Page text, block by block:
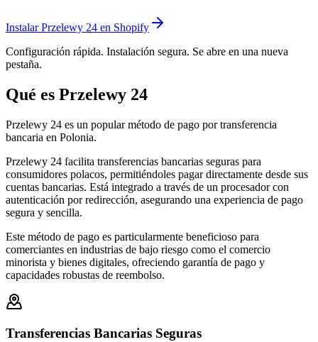
Instalar Przelewy 24 en Shopify
Configuración rápida. Instalación segura. Se abre en una nueva
pestaña.
Qué es Przelewy 24
Przelewy 24 es un popular método de pago por transferencia
bancaria en Polonia.
Przelewy 24 facilita transferencias bancarias seguras para
consumidores polacos, permitiéndoles pagar directamente desde sus
cuentas bancarias. Está integrado a través de un procesador con
autenticación por redirección, asegurando una experiencia de pago
segura y sencilla.
Este método de pago es particularmente beneficioso para
comerciantes en industrias de bajo riesgo como el comercio
minorista y bienes digitales, ofreciendo garantía de pago y
capacidades robustas de reembolso.
Transferencias Bancarias Seguras